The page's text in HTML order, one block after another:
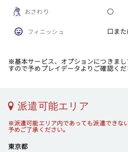
おさわり 〇
フィニッシュ 口ま
※基本サービス、オプションにつきま
すので予めプレイデータよりご確認くだ
派遣可能エリア
※派遣可能エリア内であっても派遣できな
予めご了承ください。
東京都